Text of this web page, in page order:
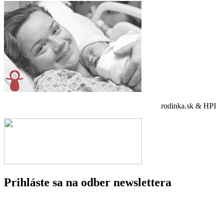
rodinka.sk & HPI
Prihláste sa na odber newslettera